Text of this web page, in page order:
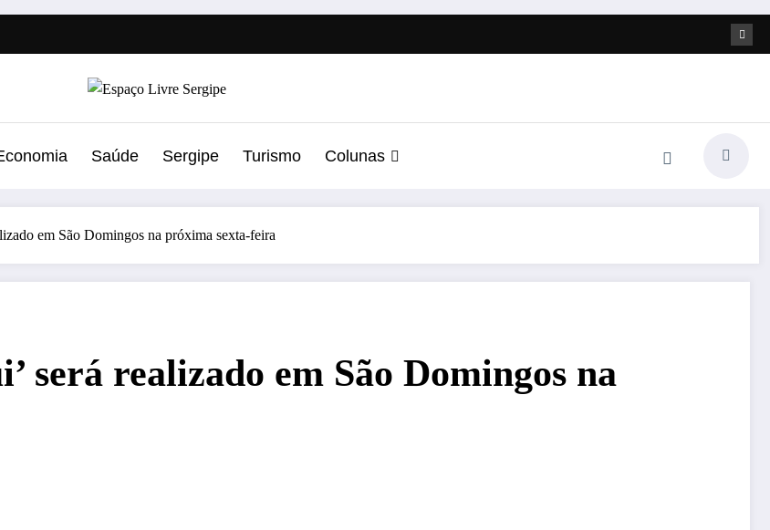
Saúde Sergipe Turismo Colunas
em São Domingos na próxima sexta-feira
será realizado em São Domingos na